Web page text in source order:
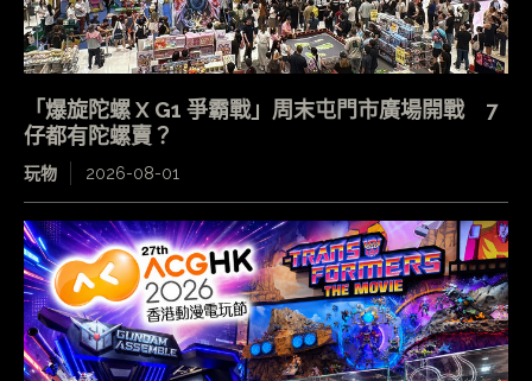
「爆旋陀螺 X G1 爭霸戰」周末屯門市廣場開戰 7
仔都有陀螺賣？
玩物 2026-08-01